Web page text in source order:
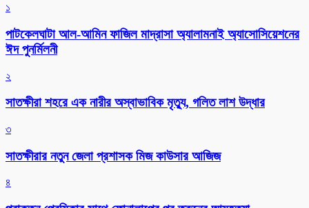
১
পাটকেলঘাটা আল-আমিন ফাজিল মাদ্রাসা অ্যালামনাই অ্যাসোসিয়েশনের
ঈদ পুনর্মিলনী
২
সাতক্ষীরা শহরে এক নারীর অস্বাভাবিক মৃত্যু, গলিত লাশ উদ্ধার
৩
সাতক্ষীরার নতুন জেলা প্রশাসক মিজ কাউসার আজিজ
৪